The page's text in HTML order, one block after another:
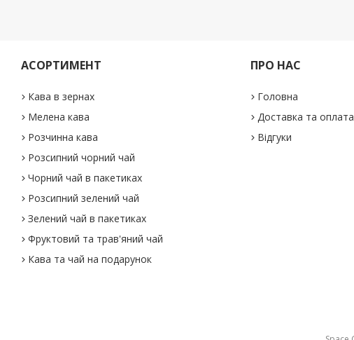
АСОРТИМЕНТ
Кава в зернах
Мелена кава
Розчинна кава
Розсипний чорний чай
Чорний чай в пакетиках
Розсипний зелений чай
Зелений чай в пакетиках
Фруктовий та трав'яний чай
Кава та чай на подарунок
ПРО НАС
Головна
Доставка та оплата
Відгуки